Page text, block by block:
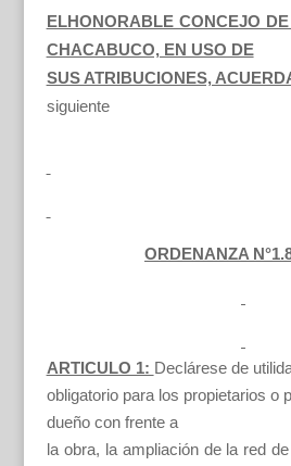
ELHONORABLE CONCEJO
CHACABUCO, EN USO DE
SUS ATRIBUCIONES,
siguiente
ORDENANZA
ARTICULO 1: Declárese de
obligatorio para los propietarios o
dueño con frente a
la obra, la ampliación de la red